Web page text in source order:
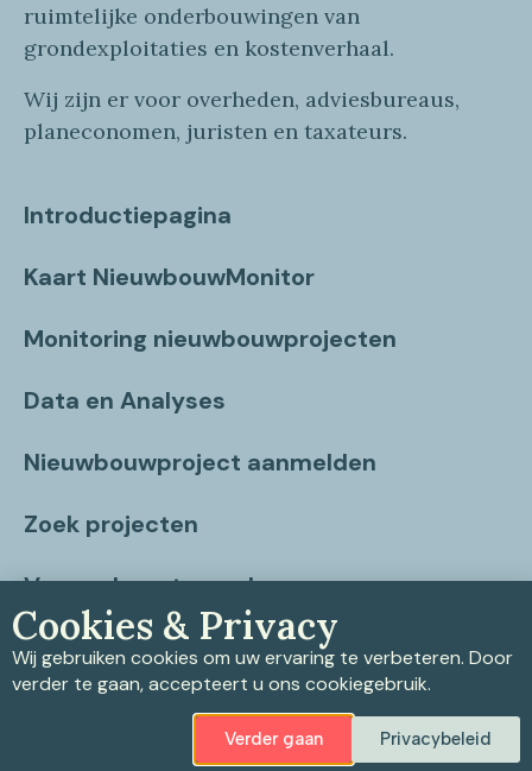
ruimtelijke onderbouwingen van
grondexploitaties en kostenverhaal.
Wij zijn er voor overheden, adviesbureaus,
planeconomen, juristen en taxateurs.
Introductiepagina
Kaart NieuwbouwMonitor
Monitoring nieuwbouwprojecten
Data en Analyses
Nieuwbouwproject aanmelden
Zoek projecten
Vragen beantwoord
Contact
Cookiebeleid
Cookies & Privacy
Wij gebruiken cookies om uw ervaring te verbeteren. Door
verder te gaan, accepteert u ons cookiegebruik.
Verder gaan Privacybeleid